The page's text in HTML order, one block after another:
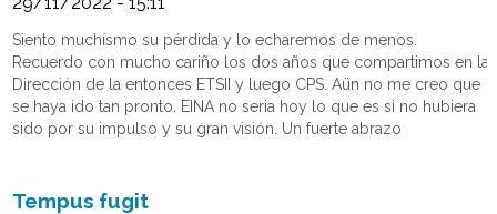
Siento muchísmo su pérdida y lo echaremos de menos.
Recuerdo con mucho cariño los dos años que compartimos en la
Dirección de la entonces ETSII y luego CPS. Aün no me creo que
se haya ido tan pronto. EINA no seria hoy lo que es si no hubiera
sido por su impulso y su gran visión. Un fuerte abrazo
Tempus fugit